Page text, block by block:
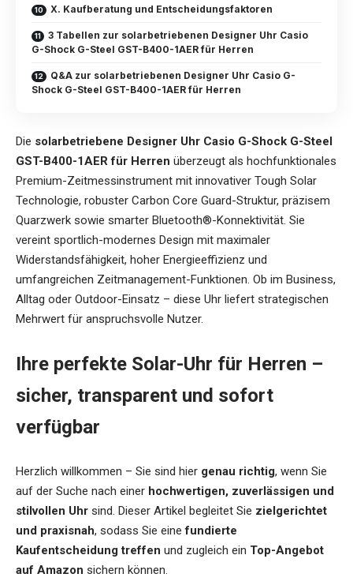
X. Kaufberatung und Entscheidungsfaktoren
3 Tabellen zur solarbetriebenen Designer Uhr Casio
G-Shock G-Steel GST-B400-1AER für Herren
Q&A zur solarbetriebenen Designer Uhr Casio G-
Shock G-Steel GST-B400-1AER für Herren
Die solarbetriebene Designer Uhr Casio G-Shock G-Steel
GST-B400-1AER für Herren überzeugt als hochfunktionales
Premium-Zeitmessinstrument mit innovativer Tough Solar
Technologie, robuster Carbon Core Guard-Struktur, präzisem
Quarzwerk sowie smarter Bluetooth®-Konnektivität. Sie
vereint sportlich-modernes Design mit maximaler
Widerstandsfähigkeit, hoher Energieeffizienz und
umfangreichen Zeitmanagement-Funktionen. Ob im Business,
Alltag oder Outdoor-Einsatz – diese Uhr liefert strategischen
Mehrwert für anspruchsvolle Nutzer.
Ihre perfekte Solar-Uhr für Herren –
sicher, transparent und sofort
verfügbar
Herzlich willkommen – Sie sind hier genau richtig, wenn Sie
auf der Suche nach einer hochwertigen, zuverlässigen und
stilvollen Uhr sind. Dieser Artikel begleitet Sie zielgerichtet
und praxisnah, sodass Sie einefundierte
Kaufentscheidung treffen und zugleich ein Top-Angebot
auf Amazon sichern können.